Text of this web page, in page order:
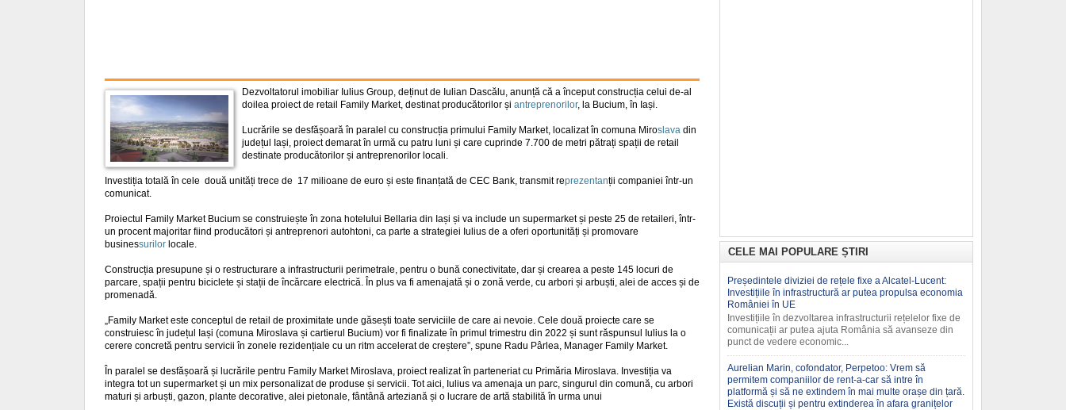
Dezvoltatorul imobiliar Iulius Group, deținut de Iulian Dascălu, anunță că a început construcția celui de-al
doilea proiect de retail Family Market, destinat producătorilor și antreprenorilor, la Bucium, în Iași.
Lucrările se desfășoară în paralel cu construcția primului Family Market, localizat în comuna Miroslava din
județul Iași, proiect demarat în urmă cu patru luni și care cuprinde 7.700 de metri pătrați spații de retail
destinate producătorilor și antreprenorilor locali.
Investiția totală în cele două unități trece de 17 milioane de euro și este finanțată de CEC Bank, transmit reprezentanții companiei într-un
comunicat.
Proiectul Family Market Bucium se construiește în zona hotelului Bellaria din Iași și va include un supermarket și peste 25 de retaileri, într-
un procent majoritar fiind producători și antreprenori autohtoni, ca parte a strategiei Iulius de a oferi oportunități și promovare
businessurilor locale.
Construcția presupune și o restructurare a infrastructurii perimetrale, pentru o bună conectivitate, dar și crearea a peste 145 locuri de
parcare, spații pentru biciclete și stații de încărcare electrică. În plus va fi amenajată și o zonă verde, cu arbori și arbuști, alei de acces și de
promenadă.
„Family Market este conceptul de retail de proximitate unde găsești toate serviciile de care ai nevoie. Cele două proiecte care se
construiesc în județul Iași (comuna Miroslava și cartierul Bucium) vor fi finalizate în primul trimestru din 2022 și sunt răspunsul Iulius la o
cerere concretă pentru servicii în zonele rezidențiale cu un ritm accelerat de creștere”, spune Radu Pârlea, Manager Family Market.
În paralel se desfășoară și lucrările pentru Family Market Miroslava, proiect realizat în parteneriat cu Primăria Miroslava. Investiția va
integra tot un supermarket și un mix personalizat de produse și servicii. Tot aici, Iulius va amenaja un parc, singurul din comună, cu arbori
maturi și arbuști, gazon, plante decorative, alei pietonale, fântână arteziană și o lucrare de artă stabilită în urma unui
CELE MAI POPULARE ȘTIRI
Președintele diviziei de rețele fixe a Alcatel-Lucent:
Investițiile în infrastructură ar putea propulsa economia
României în UE
Investițiile în dezvoltarea infrastruc­turii rețelelor fixe de
comunicații ar putea ajuta România să avanseze din
punct de vedere economic...
Aurelian Marin, cofondator, Perpetoo: Vrem să
permitem companiilor de rent-a-car să intre în
platformă și să ne extindem în mai multe orașe din țară.
Există discuții și pentru extinderea în afara granițelor